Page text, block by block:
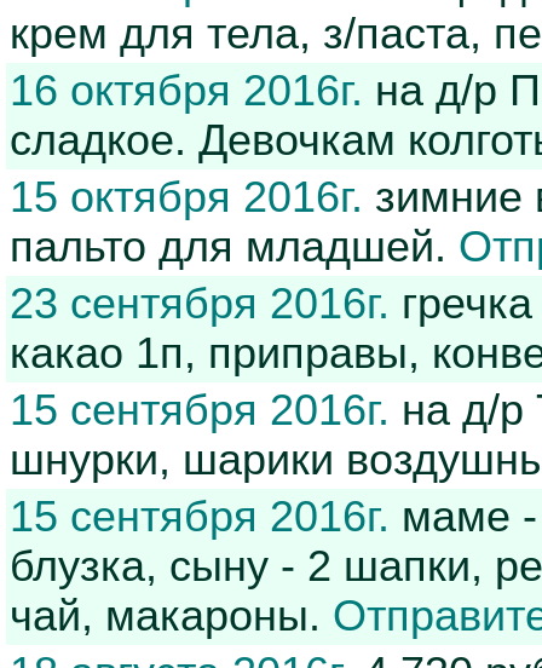
крем для тела, з/паста,
16 октября 2016г. на д/р
сладкое. Девочкам
15 октября 2016г. зимние
пальто для младшей.
23 сентября 2016г.
какао 1п, приправы,
15 сентября 2016г. на д/р
шнурки, шарики
15 сентября 2016г. маме -
блузка, сыну - 2 шапки,
чай, макароны.